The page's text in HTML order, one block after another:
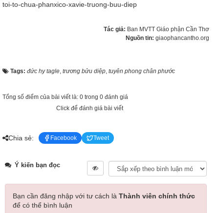
toi-to-chua-phanxico-xavie-truong-buu-diep
Tác giả: Ban MVTT Giáo phận Cần Thơ
Nguồn tin: giaophancantho.org
Tags: đức hy tagle, trương bửu diệp, tuyên phong chân phước
Tổng số điểm của bài viết là: 0 trong 0 đánh giá
Click để đánh giá bài viết
Chia sẻ: Facebook Tweet
Ý kiến bạn đọc
Bạn cần đăng nhập với tư cách là Thành viên chính thức
để có thể bình luận